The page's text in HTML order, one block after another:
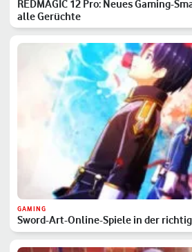
REDMAGIC 12 Pro: Neues Gaming-
alle Gerüchte
GAMING
Sword-Art-Online-Spiele in der